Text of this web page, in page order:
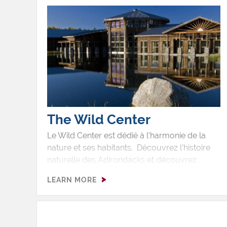
The Wild Center
Le Wild Center est dédié à l'harmonie de la
nature et ses habitants. Découvrez l'histoire
naturelle des Adirondacks et découvrez
cohabitent. Le centre présente non
seulement des collections, mais aussi un
LEARN MORE